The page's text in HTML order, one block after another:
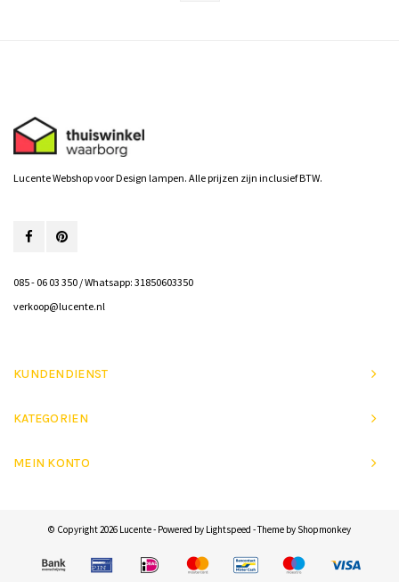
Lucente Webshop voor Design lampen. Alle prijzen zijn inclusief BTW.
085 - 06 03 350 / Whatsapp: 31850603350
verkoop@lucente.nl
KUNDENDIENST
KATEGORIEN
MEIN KONTO
© Copyright 2026 Lucente - Powered by Lightspeed - Theme by Shopmonkey